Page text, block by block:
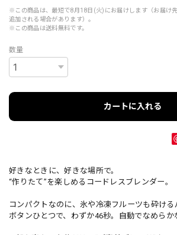
※この商品は、最短で8月18日(火)にお届けします（お届け
追加される場合があります）。
※この商品は送料無料です。
数量
カートに入れる
好きなときに、好きな場所で。
“作りたて”を楽しめるコードレスブレンダー。
コンパクトなのに、氷や冷凍フルーツも砕ける
ボタンひとつで、わずか46秒。自動でなめらか